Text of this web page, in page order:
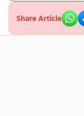
Share Article